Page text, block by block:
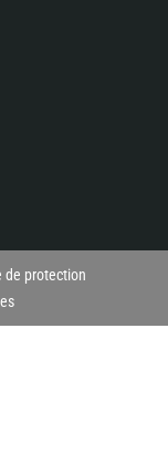
de protection